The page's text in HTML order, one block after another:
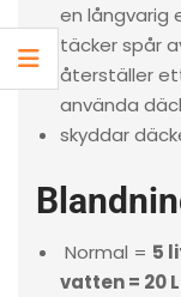
en långvarig
täcker spår
återställer
använda
skyddar
Normal = 5
vatten = 20